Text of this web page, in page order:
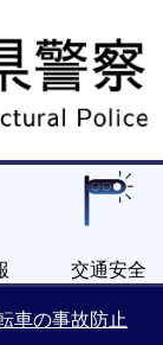
交通安全
車の事故防止